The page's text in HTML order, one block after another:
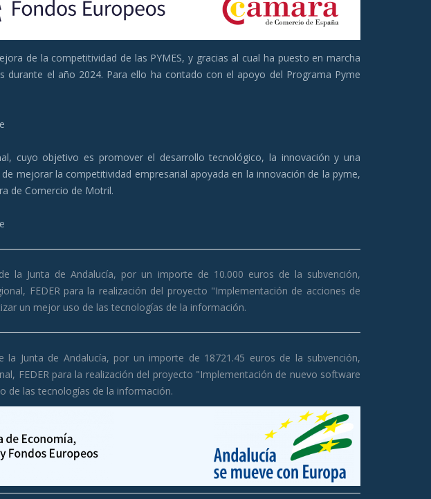
de la competitividad de las PYMES, y gracias al cual ha puesto en marcha
el año 2024. Para ello ha contado con el apoyo del Programa Pyme
cuyo objetivo es promover el desarrollo tecnológico, la innovación y una
mejorar la competitividad empresarial apoyada en la innovación de la pyme,
de Comercio de Motril.
la Junta de Andalucía, por un importe de 10.000 euros de la subvención,
nal, FEDER para la realización del proyecto "Implementación de acciones de
un mejor uso de las tecnologías de la información.
Junta de Andalucía, por un importe de 18721.45 euros de la subvención,
FEDER para la realización del proyecto "Implementación de nuevo software
de las tecnologías de la información.